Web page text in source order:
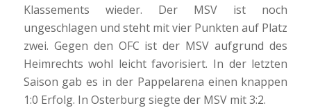
Klassements wieder. Der MSV ist noch
ungeschlagen und steht mit vier Punkten auf Platz
zwei. Gegen den OFC ist der MSV aufgrund des
Heimrechts wohl leicht favorisiert. In der letzten
Saison gab es in der Pappelarena einen knappen
1:0 Erfolg. In Osterburg siegte der MSV mit 3:2.